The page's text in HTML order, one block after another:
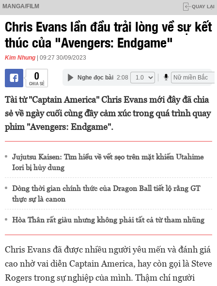
MANGA/FILM QUAY LẠI
Chris Evans lần đầu trải lòng về sự kết
thúc của "Avengers: Endgame"
Kim Nhung | 09:27 30/09/2023
0
CHIA SẺ
Nghe đọc bài 2:08
Tài tử "Captain America" Chris Evans mới đây đã chia
sẻ về ngày cuối cùng đầy cảm xúc trong quá trình quay
phim "Avengers: Endgame".
Jujutsu Kaisen: Tìm hiểu về vết sẹo trên mặt khiến Utahime
Iori bị hủy dung
Dòng thời gian chính thức của Dragon Ball tiết lộ rằng GT
thực sự là canon
Hòa Thân rất giàu nhưng không phải tất cả từ tham nhũng
Chris Evans đã được nhiều người yêu mến và đánh giá
cao nhờ vai diễn Captain America, hay còn gọi là Steve
Rogers trong sự nghiệp của mình. Thậm chí người